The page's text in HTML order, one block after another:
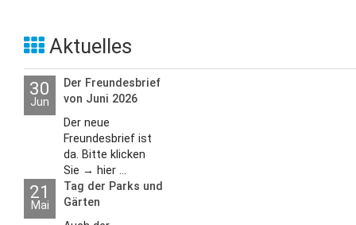
Aktuelles
30
Jun
Der Freundesbrief
von Juni 2026
Der neue
Freundesbrief ist
da. Bitte klicken
Sie → hier ...
21
Mai
Tag der Parks und
Gärten